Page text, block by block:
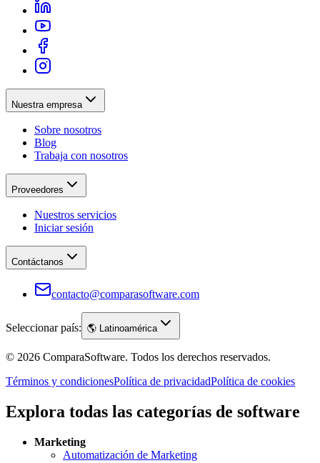
Nuestra empresa
Sobre nosotros
Blog
Trabaja con nosotros
Proveedores
Nuestros servicios
Iniciar sesión
Contáctanos
contacto@comparasoftware.com
Seleccionar país: 🌎 Latinoamérica
© 2026 ComparaSoftware. Todos los derechos reservados.
Términos y condicionesPolítica de privacidadPolítica de cookies
Explora todas las categorías de software
Marketing
Automatización de Marketing